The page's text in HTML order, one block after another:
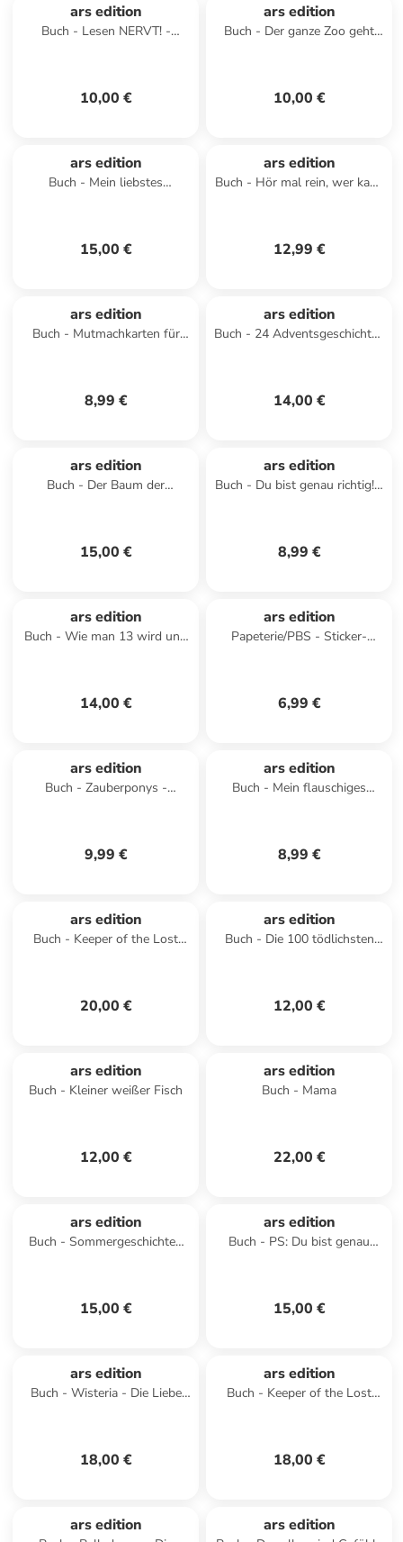
ars edition
Buch - Lesen NERVT! -
10,00 €
ars edition
Buch - Der ganze Zoo geht
10,00 €
ars edition
Buch - Mein liebstes
15,00 €
ars edition
Buch - Hör mal rein, wer kann
12,99 €
ars edition
Buch - Mutmachkarten für
8,99 €
ars edition
Buch - 24 Adventsgeschichten
14,00 €
ars edition
Buch - Der Baum der
15,00 €
ars edition
Buch - Du bist genau richtig! -
8,99 €
ars edition
Buch - Wie man 13 wird und
14,00 €
ars edition
Papeterie/PBS - Sticker-
6,99 €
ars edition
Buch - Zauberponys -
9,99 €
ars edition
Buch - Mein flauschiges
8,99 €
ars edition
Buch - Keeper of the Lost
20,00 €
ars edition
Buch - Die 100 tödlichsten
12,00 €
ars edition
Buch - Kleiner weißer Fisch
12,00 €
ars edition
Buch - Mama
22,00 €
ars edition
Buch - Sommergeschichten
15,00 €
ars edition
Buch - PS: Du bist genau
15,00 €
ars edition
Buch - Wisteria - Die Liebe
18,00 €
ars edition
Buch - Keeper of the Lost
18,00 €
ars edition ars edition